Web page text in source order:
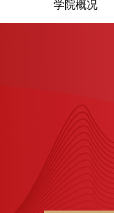
学院概况